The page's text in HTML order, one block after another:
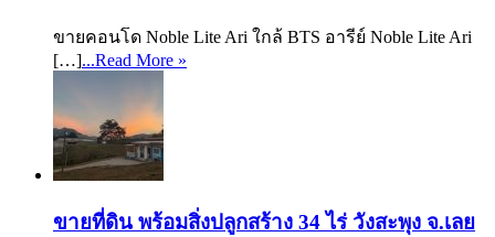
ขายคอนโด Noble Lite Ari ใกล้ BTS อารีย์ Noble Lite Ari
[…]...Read More »
ขายที่ดิน พร้อมสิ่งปลูกสร้าง 34 ไร่ วังสะพุง จ.เลย